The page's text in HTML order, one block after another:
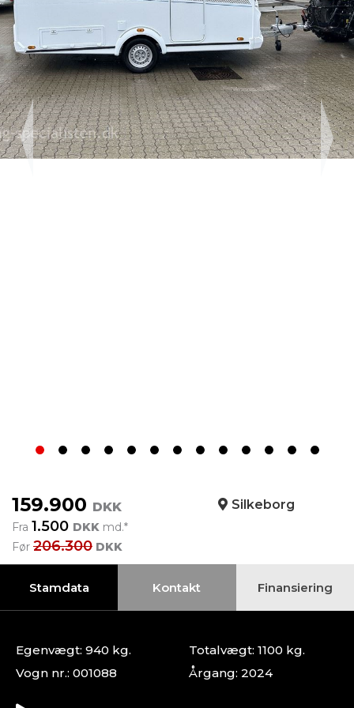
Previous Next
159.900 DKK
Fra 1.500 DKK md.*
Før 206.300 DKK
Silkeborg
Stamdata Kontakt Finansiering
Egenvægt: 940 kg.
Totalvægt: 1100 kg.
Vogn nr.: 001088
Årgang: 2024